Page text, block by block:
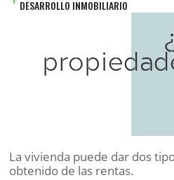
DESARROLLO INMOBILIARIO
La vivienda puede dar dos
obtenido de las rentas.